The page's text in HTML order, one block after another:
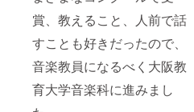
賞、教えること、人前で話
すことも好きだったので、
音楽教員になるべく大阪教
育大学音楽科に進みまし